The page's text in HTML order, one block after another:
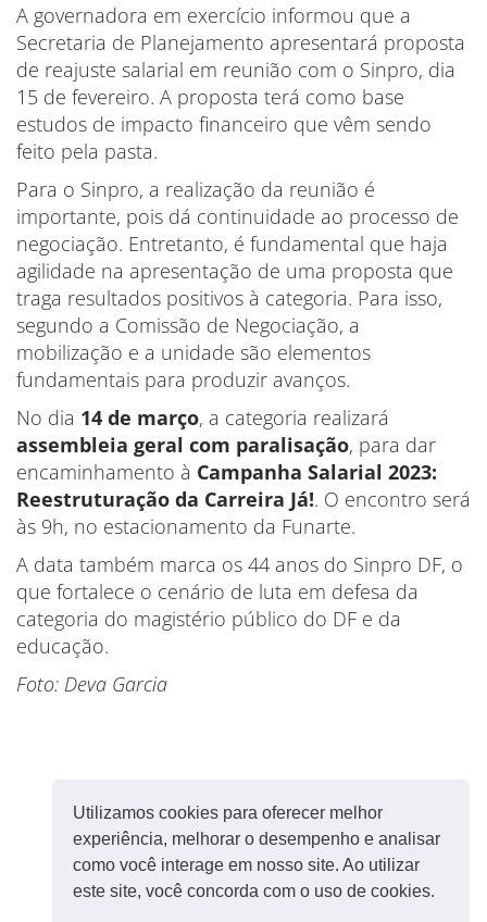
Utilizamos cookies para oferecer melhor
experiência, melhorar o desempenho e analisar
como você interage em nosso site. Ao utilizar
este site, você concorda com o uso de cookies.
A governadora em exercício informou que a
Secretaria de Planejamento apresentará proposta
de reajuste salarial em reunião com o Sinpro, dia
15 de fevereiro. A proposta terá como base
estudos de impacto financeiro que vêm sendo
feito pela pasta.
Para o Sinpro, a realização da reunião é
importante, pois dá continuidade ao processo de
negociação. Entretanto, é fundamental que haja
agilidade na apresentação de uma proposta que
traga resultados positivos à categoria. Para isso,
segundo a Comissão de Negociação, a
mobilização e a unidade são elementos
fundamentais para produzir avanços.
No dia 14 de março, a categoria realizará
assembleia geral com paralisação, para dar
encaminhamento à Campanha Salarial 2023:
Reestruturação da Carreira Já!. O encontro será
às 9h, no estacionamento da Funarte.
A data também marca os 44 anos do Sinpro DF, o
que fortalece o cenário de luta em defesa da
categoria do magistério público do DF e da
educação.
Foto: Deva Garcia